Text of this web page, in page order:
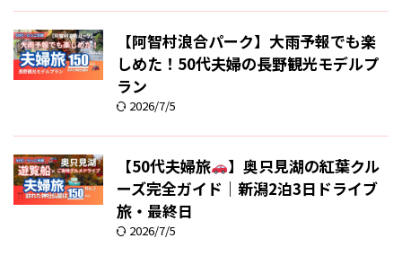
【阿智村浪合パーク】大雨予報でも楽
しめた！50代夫婦の長野観光モデルプ
ラン
2026/7/5
【50代夫婦旅
】奥只見湖の紅葉クル
ーズ完全ガイド｜新潟2泊3日ドライブ
旅・最終日
2026/7/5